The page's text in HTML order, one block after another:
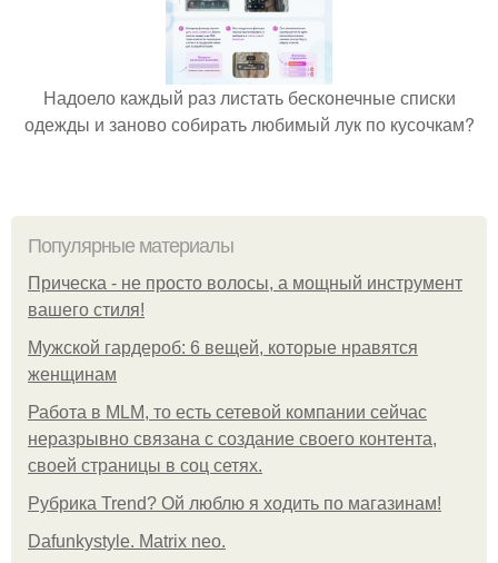
Надоело каждый раз листать бесконечные списки
одежды и заново собирать любимый лук по кусочкам?
Популярные материалы
Прическа - не просто волосы, а мощный инструмент
вашего стиля!
Мужской гардероб: 6 вещей, которые нравятся
женщинам
Работа в MLM, то есть сетевой компании сейчас
неразрывно связана с создание своего контента,
своей страницы в соц сетях.
Рубрика Trend? Ой люблю я ходить по магазинам!
Dafunkystyle. Matrix neo.